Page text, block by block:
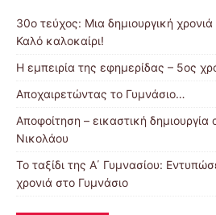
30o τεύχος: Μια δημιουργική
Καλό καλοκαίρι!
Η εμπειρία της εφημερίδας – 5ος
Αποχαιρετώντας το Γυμνάσιο…
Αποφοίτηση – εικαστική
Νικολάου
Το ταξίδι της Α΄ Γυμνασίου:
χρονιά στο Γυμνάσιο